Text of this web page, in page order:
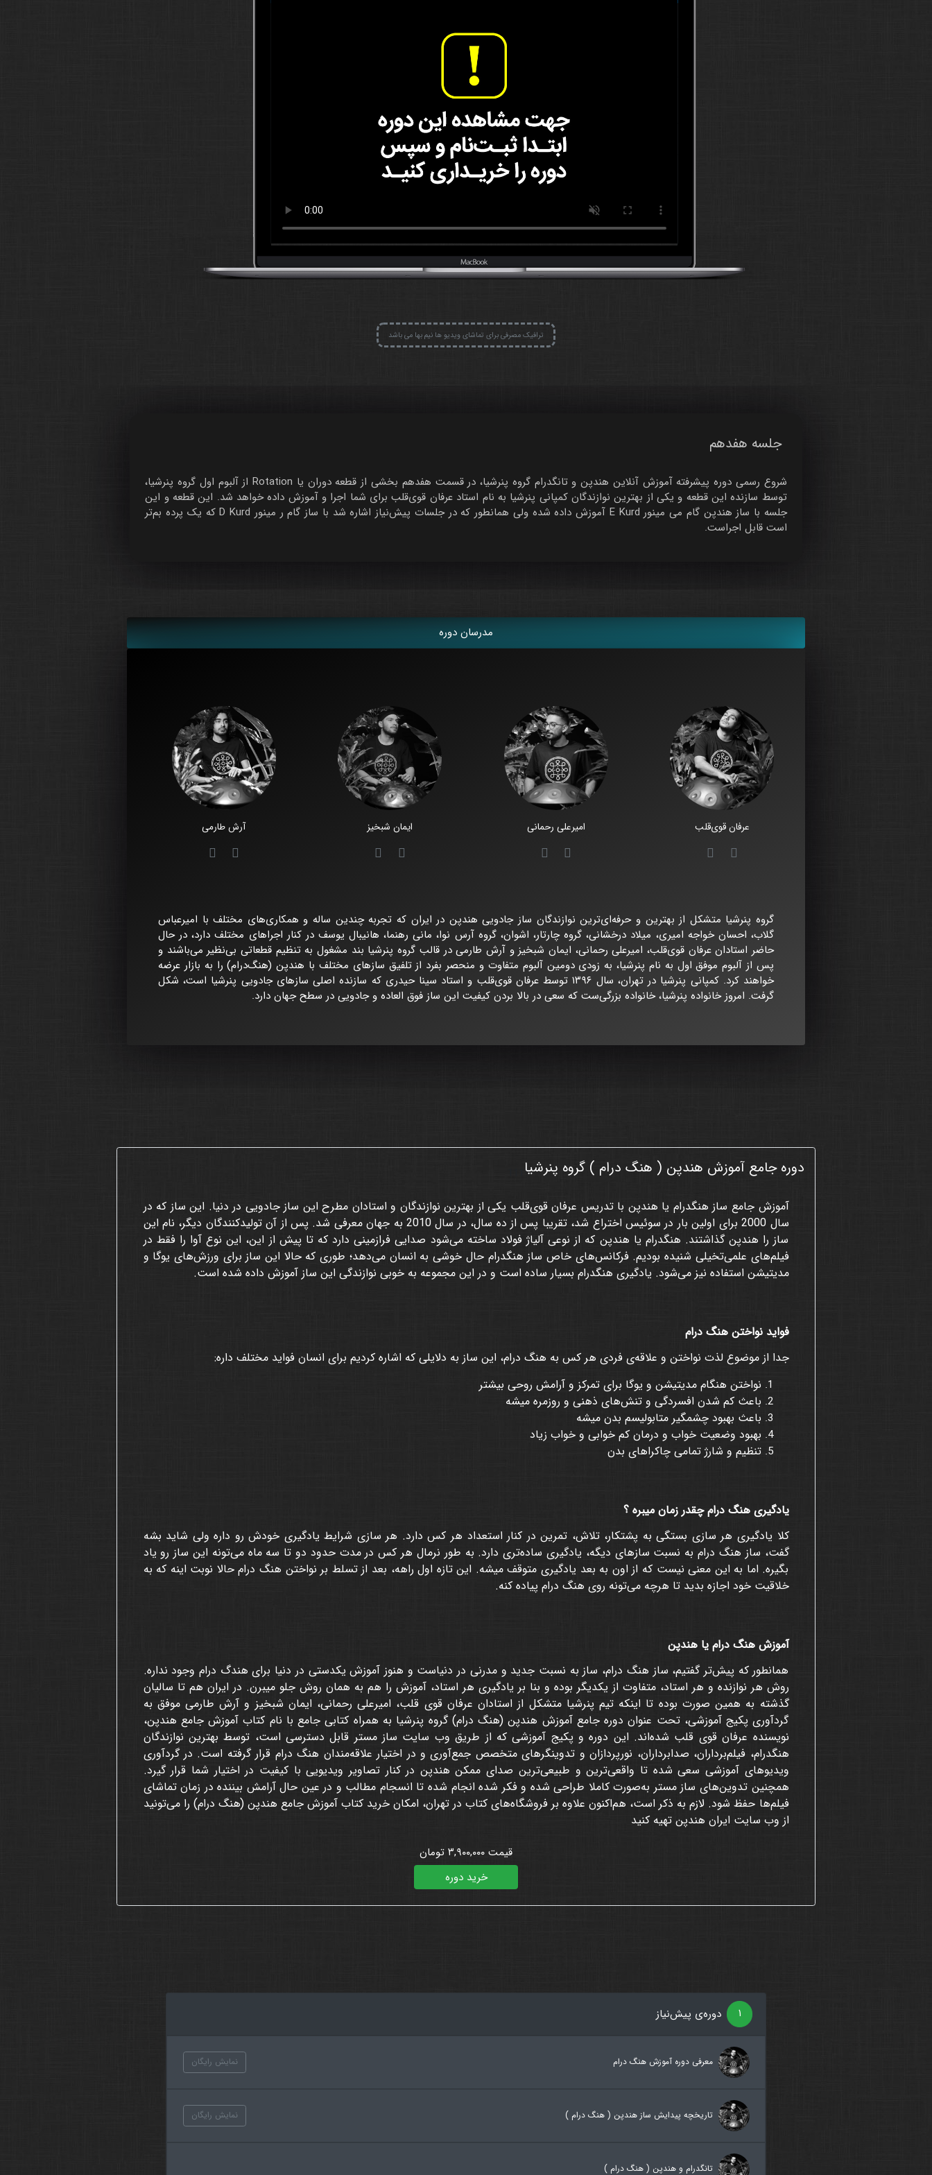
ترافیک مصرفی برای تماشای ویدیو ها نیم بها می باشد
جلسه هفدهم
شروع رسمی دوره پیشرفته آموزش آنلاین هندپن و تانگدرام گروه پنرشیا، در قسمت هفدهم بخشی از قطعه دوران یا Rotation از آلبوم اول گروه پنرشیا،
توسط سازنده این قطعه و یکی از بهترین نوازندگان کمپانی پنرشیا به نام استاد عرفان قوی‌قلب برای شما اجرا و آموزش داده خواهد شد. این قطعه و این
جلسه با ساز هندپن گام می مینور E Kurd آموزش داده شده ولی همانطور که در جلسات پیش‌نیاز اشاره شد با ساز گام ر مینور D Kurd که یک پرده بم‌تر
است قابل اجراست.
مدرسان دوره
عرفان قوی‌قلب امیرعلی رحمانی ایمان شبخیز آرش طارمی
گروه پنرشیا متشکل از بهترین و حرفه‌ای‌ترین نوازندگان ساز جادویی هندپن در ایران که تجربه چندین ساله و همکاری‌های مختلف با امیرعباس
گلاب، احسان خواجه امیری، میلاد درخشانی، گروه چارتار، اشوان، گروه آرس نوا، مانی رهنما، هانیبال یوسف در کنار اجراهای مختلف دارد، در حال
حاضر استادان عرفان قوی‌قلب، امیرعلی رحمانی، ایمان شبخیز و آرش طارمی در قالب گروه پنرشیا بند مشغول به تنظیم قطعاتی بی‌نظیر می‌باشند و
پس از آلبوم موفق اول به نام پنرشیا، به زودی دومین آلبوم متفاوت و منحصر بفرد از تلفیق سازهای مختلف با هندپن (هنگ‌درام) را به بازار عرضه
خواهند کرد. کمپانی پنرشیا در تهران، سال ۱۳۹۶ توسط عرفان قوی‌قلب و استاد سینا حیدری که سازنده اصلی سازهای جادویی پنرشیا است، شکل
گرفت. امروز خانواده پنرشیا، خانواده بزرگی‌ست که سعی در بالا بردن کیفیت این ساز فوق العاده و جادویی در سطح جهان دارد.
دوره جامع آموزش هندپن ( هنگ درام ) گروه پنرشیا
آموزش جامع ساز هنگدرام یا هندپن با تدریس عرفان قوی‌قلب یکی از بهترین نوازندگان و استادان مطرح این ساز جادویی در دنیا. این ساز که در
سال 2000 برای اولین بار در سوئیس اختراع شد، تقریبا پس از ده سال، در سال 2010 به جهان معرفی شد. پس از آن تولیدکنندگان دیگر، نام این
ساز را هندپن گذاشتند. هنگدرام یا هندپن که از نوعی آلیاژ فولاد ساخته می‌شود صدایی فرازمینی دارد که تا پیش از این، این نوع آوا را فقط در
فیلم‌های علمی‌تخیلی شنیده بودیم. فرکانس‌های خاص ساز هنگدرام حال خوشی به انسان می‌دهد؛ طوری که حالا این ساز برای ورزش‌های یوگا و
مدیتیشن استفاده نیز می‌شود. یادگیری هنگدرام بسیار ساده است و در این مجموعه به خوبی نوازندگی این ساز آموزش داده شده است.
فواید نواختن هنگ درام
جدا از موضوع لذت نواختن و علاقه‌ی فردی هر کس به هنگ درام، این ساز به دلایلی که اشاره کردیم برای انسان فواید مختلف داره:
نواختن هنگام مدیتیشن و یوگا برای تمرکز و آرامش روحی بیشتر
باعث کم شدن افسردگی و تنش‌های ذهنی و روزمره میشه
باعث بهبود چشمگیر متابولیسم بدن میشه
بهبود وضعیت خواب و درمان کم خوابی و خواب زیاد
تنظیم و شارژ تمامی چاکراهای بدن
یادگیری هنگ درام چقدر زمان میبره ؟
کلا یادگیری هر سازی بستگی به پشتکار، تلاش، تمرین در کنار استعداد هر کس دارد. هر سازی شرایط یادگیری خودش رو داره ولی شاید بشه
گفت، ساز هنگ درام به نسبت سازهای دیگه، یادگیری ساده‌تری دارد. به طور نرمال هر کس در مدت حدود دو تا سه ماه می‌تونه این ساز رو یاد
بگیره. اما به این معنی نیست که از اون به بعد یادگیری متوقف میشه. این تازه اول راهه، بعد از تسلط بر نواختن هنگ درام حالا نوبت اینه که به
خلاقیت خود اجازه بدید تا هرچه می‌تونه روی هنگ درام پیاده کنه.
آموزش هنگ درام یا هندپن
همانطور که پیش‌تر گفتیم، ساز هنگ درام، ساز به نسبت جدید و مدرنی در دنیاست و هنوز آموزش یکدستی در دنیا برای هندگ درام وجود نداره.
روش هر نوازنده و هر استاد، متفاوت از یکدیگر بوده و بنا بر یادگیری هر استاد، آموزش را هم به همان روش جلو میبرن. در ایران هم تا سالیان
گذشته به همین صورت بوده تا اینکه تیم پنرشیا متشکل از استادان عرفان قوی قلب، امیرعلی رحمانی، ایمان شبخیز و آرش طارمی موفق به
گردآوری پکیج آموزشی، تحت عنوان دوره جامع آموزش هندپن (هنگ درام) گروه پنرشیا به همراه کتابی جامع با نام کتاب آموزش جامع هندپن،
نویسنده عرفان قوی قلب شده‌اند. این دوره و پکیج آموزشی که از طریق وب سایت ساز مستر قابل دسترسی است، توسط بهترین نوازندگان
هنگدرام، فیلم‌برداران، صدابرداران، نورپردازان و تدوینگرهای متخصص جمع‌آوری و در اختیار علاقه‌مندان هنگ درام قرار گرفته است. در گردآوری
ویدیوهای آموزشی سعی شده تا واقعی‌ترین و طبیعی‌ترین صدای ممکن هندپن در کنار تصاویر ویدیویی با کیفیت در اختیار شما قرار گیرد.
همچنین تدوین‌های ساز مستر به‌صورت کاملا طراحی شده و فکر شده انجام شده تا انسجام مطالب و در عین حال آرامش بیننده در زمان تماشای
فیلم‌ها حفظ شود. لازم به ذکر است، هم‌اکنون علاوه بر فروشگاه‌های کتاب در تهران، امکان خرید کتاب آموزش جامع هندپن (هنگ درام) را می‌تونید
از وب سایت ایران هندپن تهیه کنید
قیمت ۳,۹۰۰,۰۰۰ تومان
خرید دوره
۱ دوره‌ی پیش‌نیاز
معرفی دوره آموزش هنگ درام نمایش رایگان
تاریخچه پیدایش ساز هندپن ( هنگ درام ) نمایش رایگان
تانگدرام و هندپن ( هنگ درام )